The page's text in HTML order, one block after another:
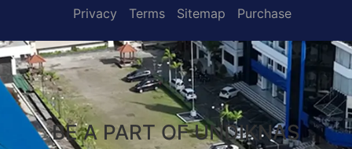
Privacy Terms Sitemap Purchase
BE A PART OF UNDIKNAS